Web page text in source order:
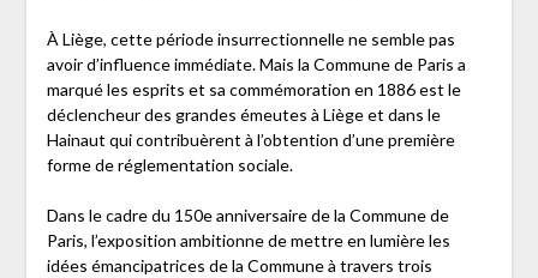
À Liège, cette période insurrectionnelle ne semble pas
avoir d’influence immédiate. Mais la Commune de Paris a
marqué les esprits et sa commémoration en 1886 est le
déclencheur des grandes émeutes à Liège et dans le
Hainaut qui contribuèrent à l’obtention d’une première
forme de réglementation sociale.
Dans le cadre du 150e anniversaire de la Commune de
Paris, l’exposition ambitionne de mettre en lumière les
idées émancipatrices de la Commune à travers trois